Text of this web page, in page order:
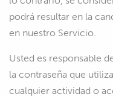
podrá resultar en la
en nuestro Servicio.
Usted es responsable
la contraseña que
cualquier actividad o